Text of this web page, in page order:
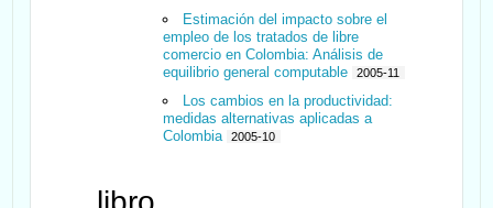
Estimación del impacto sobre el
empleo de los tratados de libre
comercio en Colombia: Análisis de
equilibrio general computable
2005-11
Los cambios en la productividad:
medidas alternativas aplicadas a
Colombia
2005-10